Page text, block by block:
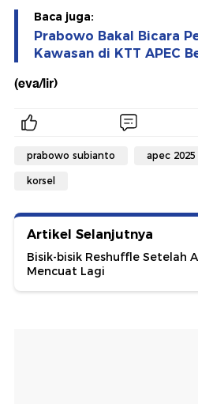
Baca juga:
Prabowo Bakal Bicara
Kawasan di KTT APEC
(eva/lir)
prabowo subianto apec 2025
korsel
Artikel Selanjutnya
Bisik-bisik Reshuffle Setelah
Mencuat Lagi